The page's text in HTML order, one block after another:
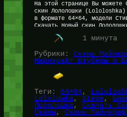
На этой странице Вы можете
скин Лололошки (Lololoshka)
в формате 64×64, модели
Скачать Новый скин
скин (облик Лололошки для…
1 минута
Рубрики: Скины
Майнкрафт Ютуберы и
Теги: 64×64,
Lololowka, Steve,
Лололошка, Скачать
Скины, Скины